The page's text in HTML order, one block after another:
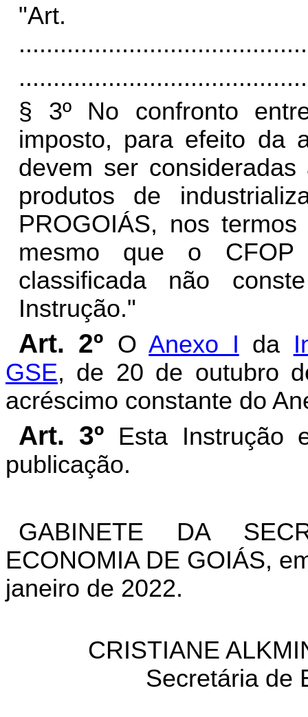
§ 3º No confronto
imposto, para efeito da
devem ser
produtos de
PROGOIÁS, nos
mesmo que o
classificada não
Instrução."
Art. 2º OAnexo I da
GSE, de 20 de outubro
acréscimo constante do
Art. 3º Esta Instrução
publicação.
GABINETE DA
ECONOMIA DE GOIÁS,
janeiro de 2022.
CRISTIANE
Secretária de